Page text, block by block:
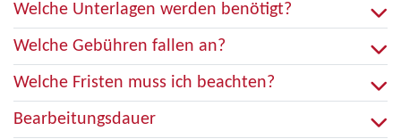
Welche Unterlagen werden benötigt?
Welche Gebühren fallen an?
Welche Fristen muss ich beachten?
Bearbeitungsdauer